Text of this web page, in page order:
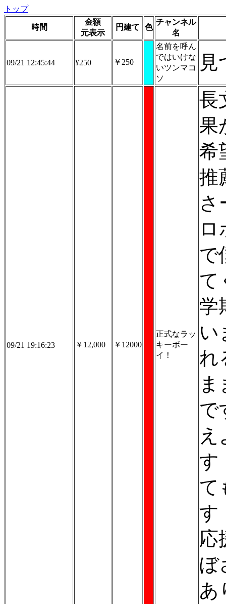
トップ
時間
金額
元表示
円建て 色
チャンネル
名
09/21 12:45:44 ¥250 ￥250
名前を呼ん
ではいけな
いツンマコ
ソ
09/21 19:16:23 ￥12,000 ￥12000
正式なラッ
キーボー
イ！
長
果
希
推
さ
で
て
学
い
れ
で
え
す
て
す
応
ぼ
あ